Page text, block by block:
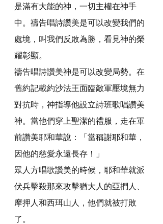
是滿有大能的神，一切主權在神手
中。禱告唱詩讚美是可以改變我們的
處境，叫我們反敗為勝，看見神的榮
耀彰顯。
禱告唱詩讚美神是可以改變局勢。在
舊約記載約沙法王面臨敵軍壓境無力
對抗時，神指導他設立詩班歌唱讚美
神。當他們穿上聖潔的禮服，走在軍
前讚美耶和華說：「當稱謝耶和華，
因他的慈愛永遠長存！」
眾人方唱歌讚美的時候，耶和華就派
伏兵擊殺那來攻擊猶大人的亞捫人、
摩押人和西珥山人，他們就被打敗
了。